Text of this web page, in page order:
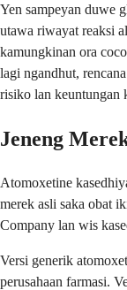
Yen sampeyan duwe
utawa riwayat reaksi
kamungkinan ora
lagi ngandhut,
risiko lan keuntungan
Jeneng
Atomoxetine
merek asli saka obat
Company lan wis
Versi generik
perusahaan farmasi.